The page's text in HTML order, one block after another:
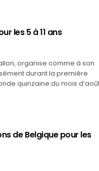
les 5 à 11 ans
organise comme à son
durant la première
quinzaine du mois
de Belgique pour les